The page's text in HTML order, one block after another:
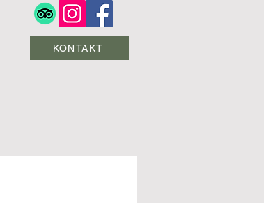
KONTAKT